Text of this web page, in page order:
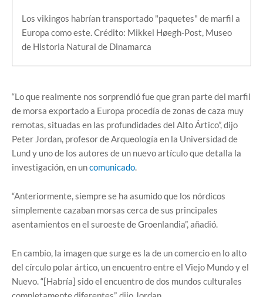
Los vikingos habrían transportado "paquetes" de marfil a
Europa como este. Crédito: Mikkel Høegh-Post, Museo
de Historia Natural de Dinamarca
“Lo que realmente nos sorprendió fue que gran parte del marfil
de morsa exportado a Europa procedía de zonas de caza muy
remotas, situadas en las profundidades del Alto Ártico”, dijo
Peter Jordan, profesor de Arqueología en la Universidad de
Lund y uno de los autores de un nuevo artículo que detalla la
investigación, en uncomunicado.
“Anteriormente, siempre se ha asumido que los nórdicos
simplemente cazaban morsas cerca de sus principales
asentamientos en el suroeste de Groenlandia”, añadió.
En cambio, la imagen que surge es la de un comercio en lo alto
del círculo polar ártico, un encuentro entre el Viejo Mundo y el
Nuevo. “[Habría] sido el encuentro de dos mundos culturales